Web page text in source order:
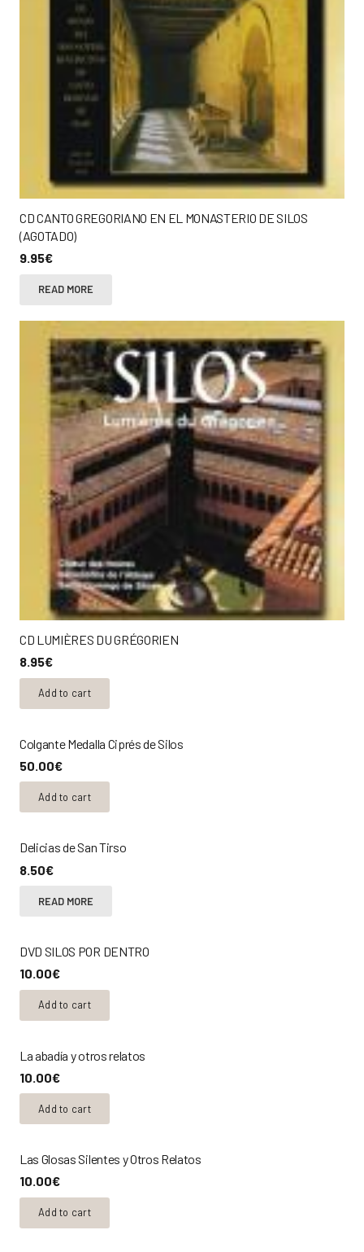
CD CANTO GREGORIANO EN EL MONASTERIO DE SILOS
(AGOTADO)
9.95€
READ MORE
CD LUMIÈRES DU GRÉGORIEN
8.95€
Add to cart
Colgante Medalla Ciprés de Silos
50.00€
Add to cart
Delicias de San Tirso
8.50€
READ MORE
DVD SILOS POR DENTRO
10.00€
Add to cart
La abadía y otros relatos
10.00€
Add to cart
Las Glosas Silentes y Otros Relatos
10.00€
Add to cart